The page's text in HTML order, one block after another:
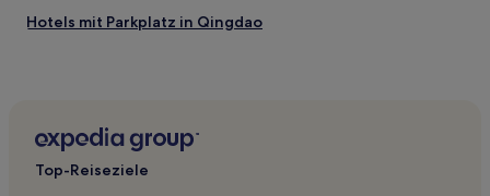
Hotels mit Parkplatz in Qingdao
2-Sterne-Hotels in Dezhou
2-Sterne-Hotels in Dongying
Top-Reiseziele